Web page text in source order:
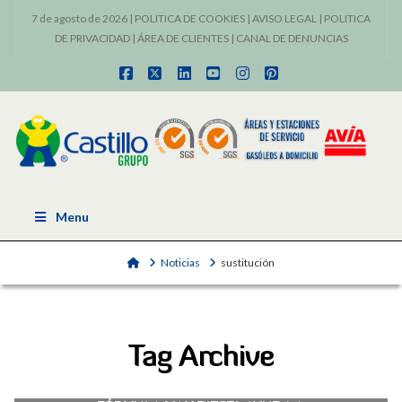
7 de agosto de 2026 | POLITICA DE COOKIES | AVISO LEGAL | POLITICA
DE PRIVACIDAD| ÁREA DE CLIENTES| CANAL DE DENUNCIAS
Facebook
X LinkedInYouTubeInstagram
Pinterest
Menu
HomeNoticias sustitución
Tag Archive